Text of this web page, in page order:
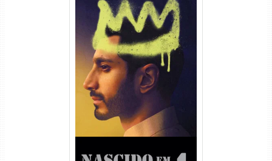
Hamlet Torrent (2026) WEB-
DL 1080p Dual Áudio